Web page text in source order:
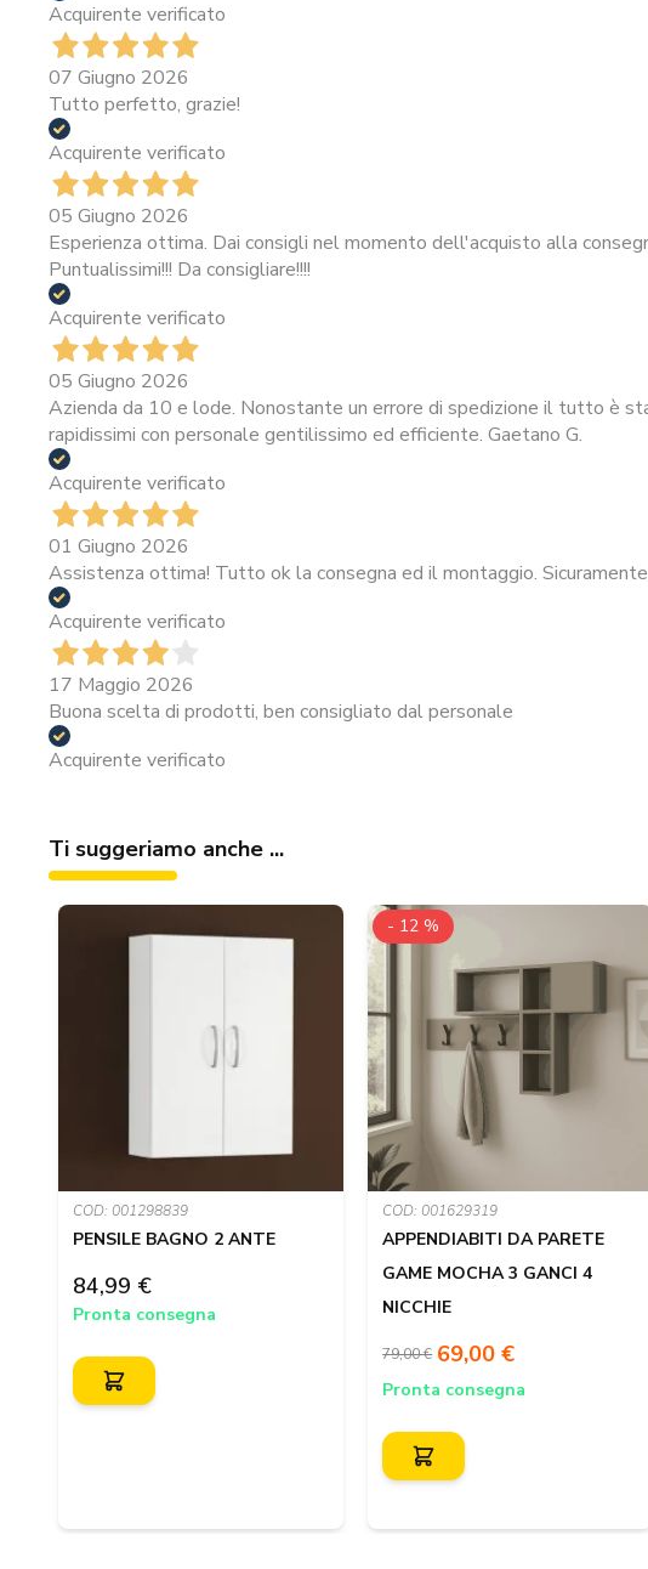
Acquirente verificato
07 Giugno 2026
Tutto perfetto, grazie!
Acquirente verificato
05 Giugno 2026
Esperienza ottima. Dai consigli nel momento dell'acquisto alla
Puntualissimi!!! Da consigliare!!!!
Acquirente verificato
05 Giugno 2026
Azienda da 10 e lode. Nonostante un errore di spedizione il tutto è
rapidissimi con personale gentilissimo ed efficiente. Gaetano G.
Acquirente verificato
01 Giugno 2026
Assistenza ottima! Tutto ok la consegna ed il montaggio.
Acquirente verificato
17 Maggio 2026
Buona scelta di prodotti, ben consigliato dal personale
Acquirente verificato
Ti suggeriamo anche ...
COD: 001298839
PENSILE BAGNO 2 ANTE
84,99 €
Pronta consegna
COD: 001629319
APPENDIABITI DA PARETE
GAME MOCHA 3 GANCI 4
NICCHIE
- 12 %
79,00 € 69,00 €
Pronta consegna